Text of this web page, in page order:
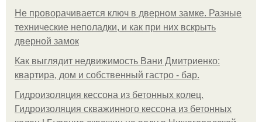
Не проворачивается ключ в дверном замке. Разные
технические неполадки, и как при них вскрыть
дверной замок
Как выглядит недвижимость Вани Дмитриенко:
квартира, дом и собственный гастро - бар.
Гидроизоляция кессона из бетонных колец.
Гидроизоляция скважинного кессона из бетонных